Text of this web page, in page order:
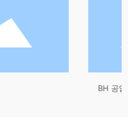
BH 공압 이송 시스템